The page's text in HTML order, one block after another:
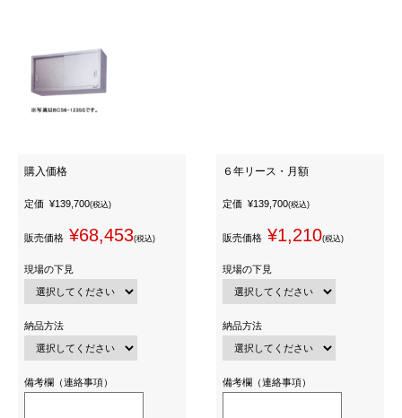
購入価格
定価 ¥139,700(税込)
販売価格 ¥68,453(税込)
現場の下見
納品方法
備考欄（連絡事項）
６年リース・月額
定価 ¥139,700(税込)
販売価格 ¥1,210(税込)
現場の下見
納品方法
備考欄（連絡事項）